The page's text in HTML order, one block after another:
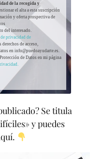
de la recogida y
el alta a esta suscripción
y oferta prospectiva de
del interesado.
privacidad de
derechos de acceso,
en info@puedoayudarte.es.
de Datos en mi página
Se titula
y puedes